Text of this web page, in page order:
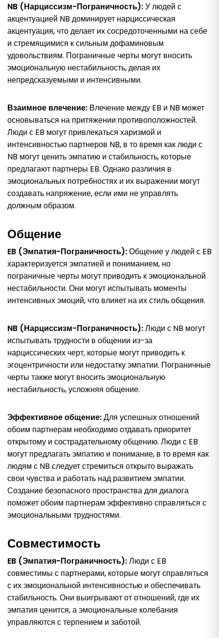
NB (Нарциссизм-Пограничность):У людей с
акцентуацией NB доминирует нарциссическая
акцентуация, что делает их сосредоточенными на себе
и стремящимися к сильным дофаминовым
удовольствиям. Пограничные черты могут вносить
эмоциональную нестабильность, делая их
непредсказуемыми и интенсивными.
Взаимное влечение: Влечение между EB и NB может
основываться на притяжении противоположностей.
Люди с EB могут привлекаться харизмой и
интенсивностью партнеров NB, в то время как люди с
NB могут ценить эмпатию и стабильность, которые
предлагают партнеры EB. Однако различия в
эмоциональных потребностях и их выражении могут
создавать напряжение, если ими не управлять
должным образом.
Общение
EB (Эмпатия-Пограничность):Общение у людей с EB
характеризуется эмпатией и пониманием, но
пограничные черты могут приводить к эмоциональной
нестабильности. Они могут испытывать моменты
интенсивных эмоций, что влияет на их стиль общения.
NB (Нарциссизм-Пограничность):Люди с NB могут
испытывать трудности в общении из-за
нарциссических черт, которые могут приводить к
эгоцентричности или недостатку эмпатии. Пограничные
черты также могут вносить эмоциональную
нестабильность, усложняя общение.
Эффективное общение:Для успешных отношений
обоим партнерам необходимо отдавать приоритет
открытому и сострадательному общению. Люди с EB
могут предлагать эмпатию и понимание, в то время как
людям с NB следует стремиться открыто выражать
свои чувства и работать над развитием эмпатии.
Создание безопасного пространства для диалога
поможет обоим партнерам эффективно справляться с
эмоциональными трудностями.
Совместимость
EB (Эмпатия-Пограничность):Люди с EB
совместимы с партнерами, которые могут справляться
с их эмоциональной интенсивностью и обеспечивать
стабильность. Они выигрывают от отношений, где их
эмпатия ценится, а эмоциональные колебания
управляются с терпением и заботой.